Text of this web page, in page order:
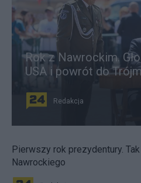
Rok z Nawrockim.
USA i powrót do
Redakcja
Pierwszy rok prezydentury.
Nawrockiego